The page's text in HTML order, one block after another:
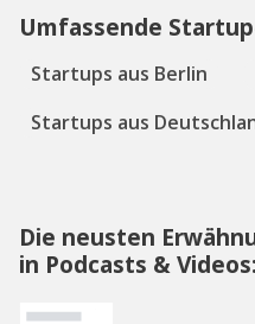
Umfassende
Startups aus Berlin
Startups aus
Die neusten
in Podcasts & Videos: